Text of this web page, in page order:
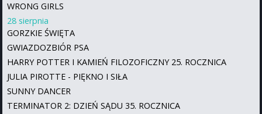
WRONG GIRLS
28 sierpnia
GORZKIE ŚWIĘTA
GWIAZDOZBIÓR PSA
HARRY POTTER I KAMIEŃ FILOZOFICZNY 25. ROCZNICA
JULIA PIROTTE - PIĘKNO I SIŁA
SUNNY DANCER
TERMINATOR 2: DZIEŃ SĄDU 35. ROCZNICA